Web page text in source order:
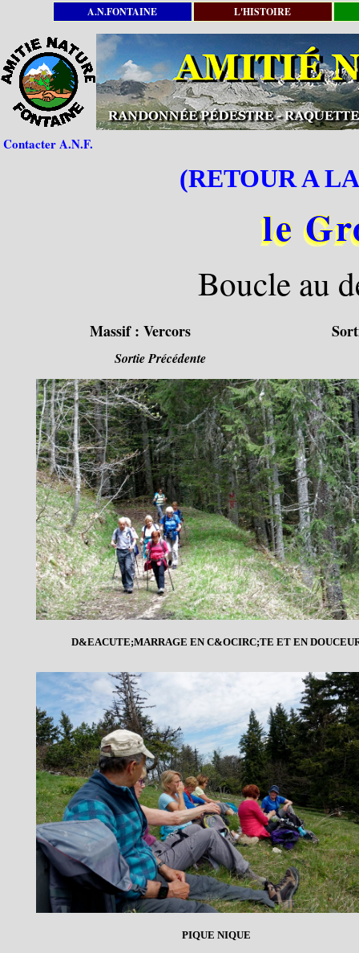
A.N.FONTAINE L'HISTOIRE
Contacter A.N.F.
(RETOUR A
le
Boucle au
Massif : Vercors
Sortie Précédente
D&EACUTE;MARRAGE EN C&OCIRC;TE ET EN
PIQUE NIQUE